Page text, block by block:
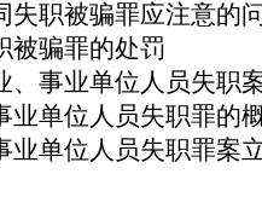
失职被骗罪应注意的
被骗罪的处罚
、事业单位人员失职
业单位人员失职罪的
业单位人员失职罪案